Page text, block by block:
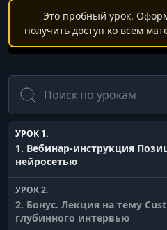
Это пробный урок.
получить доступ ко всем
Поиск
УРОК 1.
1. Вебинар-инструкция
нейросетью
УРОК 2.
2. Бонус. Лекция на тему
глубинного интервью